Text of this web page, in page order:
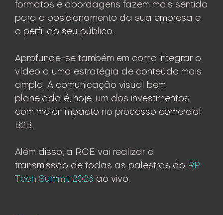
formatos e abordagens fazem mais sentido
para o posicionamento da sua empresa e
o perfil do seu público.
Aprofunde-se também em como integrar o
vídeo a uma estratégia de conteúdo mais
ampla. A comunicação visual bem
planejada é, hoje, um dos investimentos
com maior impacto no processo comercial
B2B.
Além disso, a RCE vai realizar a
transmissão de todas as palestras do RP
Tech Summit 2026 ao vivo.